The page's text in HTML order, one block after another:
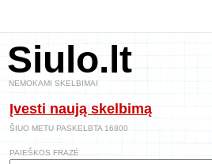
Siulo.lt
NEMOKAMI SKELBIMAI
Įvesti naują skelbimą
ŠIUO METU PASKELBTA 16800
PAIEŠKOS FRAZĖ